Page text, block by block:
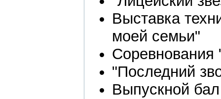
Выставка
моей семьи"
Соревнования
"Последний
Выпускной бал